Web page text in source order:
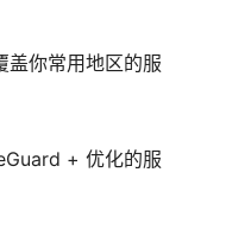
盖你常用地区的服
+ 优化的服